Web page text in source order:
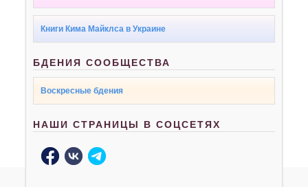
Книги Кима Майклса в Украине
БДЕНИЯ СООБЩЕСТВА
Воскресные бдения
НАШИ СТРАНИЦЫ В СОЦСЕТЯХ